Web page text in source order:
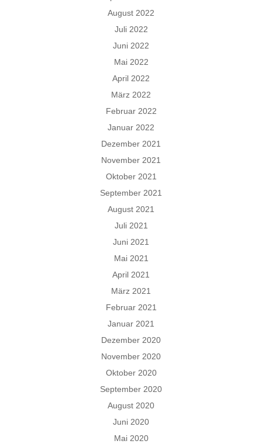
August 2022
Juli 2022
Juni 2022
Mai 2022
April 2022
März 2022
Februar 2022
Januar 2022
Dezember 2021
November 2021
Oktober 2021
September 2021
August 2021
Juli 2021
Juni 2021
Mai 2021
April 2021
März 2021
Februar 2021
Januar 2021
Dezember 2020
November 2020
Oktober 2020
September 2020
August 2020
Juni 2020
Mai 2020